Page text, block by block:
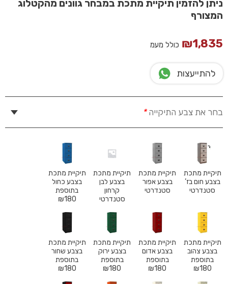
ניתן להזמין תיקיית מתכת במבחר גוונים מהקטלוג
המצורף
₪1,835 כולל מעמ
להתייעצות
בחר את צבע התיקייה*
תיקיית מתכת
בצבע חום בז’
סטנדרטי
תיקיית מתכת
בצבע אפור
סטנדרטי
תיקיית מתכת
בצבע לבן
קרחון
סטנדרטי
תיקיית מתכת
בצבע כחול
בתוספת
₪180
תיקיית מתכת
בצבע צהוב
בתוספת
₪180
תיקיית מתכת
בצבע אדום
בתוספת
₪180
תיקיית מתכת
בצבע ירוק
בתוספת
₪180
תיקיית מתכת
בצבע שחור
בתוספת
₪180